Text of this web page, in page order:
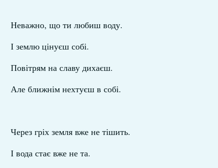
Неважно, що ти любиш воду.
І землю цінуєш собі.
Повітрям на славу дихаєш.
Але ближнім нехтуєш в собі.
Через гріх земля вже не тішить.
І вода стає вже не та.